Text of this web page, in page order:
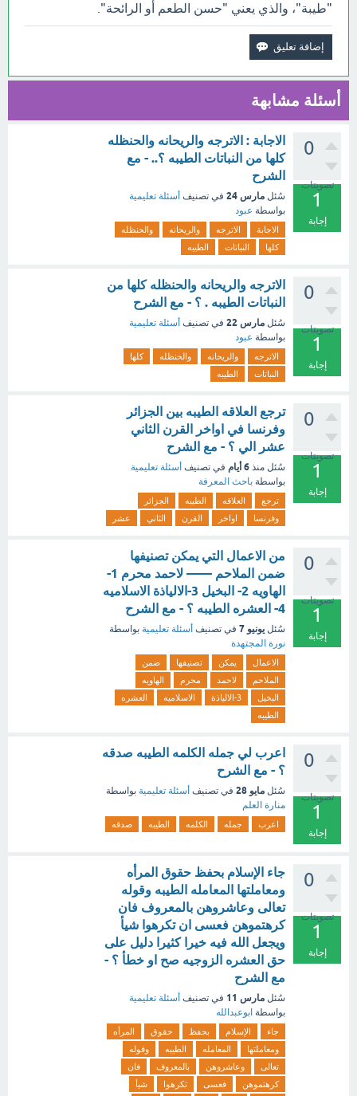
"طيبة"، والذي يعني "حسن الطعم أو الرائحة".
أسئلة مشابهة
0
تصويتات
1
إجابة
الاجابة : الاترجه والريحانه والحنظله
كلها من النباتات الطيبه ؟.. - مع
الشرح
سُئل مارس 24 في تصنيف أسئلة تعليمية
بواسطة عبود
الاجابة الاترجه والريحانه
والحنظله
كلها
النباتات الطيبه
0
تصويتات
1
إجابة
الاترجه والريحانه والحنظله كلها من
النباتات الطيبه . ؟ - مع الشرح
سُئل مارس 22 في تصنيف أسئلة تعليمية
بواسطة عبود
الاترجه والريحانه والحنظله
كلها
النباتات
الطيبه
0
تصويتات
1
إجابة
ترجع العلاقه الطيبه بين الجزائر
وفرنسا في اواخر القرن الثاني
عشر الي ؟ - مع الشرح
سُئل منذ 6 أيام في تصنيف أسئلة تعليمية
بواسطة باحث المعرفة
ترجع العلاقه الطيبه
الجزائر
وفرنسا
اواخر القرن الثاني عشر
0
تصويتات
1
إجابة
من الاعمال التي يمكن تصنيفها
ضمن الملاحم —— لاحمد محرم 1-
الهاويه 2- البخيل 3-الالياذة الاسلاميه
4- العشره الطيبه ؟ - مع الشرح
سُئل يونيو 7 في تصنيف أسئلة تعليمية بواسطة
نورة المجتهدة
الاعمال يمكن تصنيفها
ضمن
الملاحم
لاحمد محرم
الهاويه
البخيل
3-الالياذة الاسلاميه
العشره
الطيبه
0
تصويتات
1
إجابة
اعرب لي جمله الكلمه الطيبه صدقه
؟ - مع الشرح
سُئل مايو 28 في تصنيف أسئلة تعليمية بواسطة
منارة العلم
اعرب جمله الكلمه الطيبه صدقه
0
تصويتات
1
إجابة
جاء الإسلام بحفظ حقوق المرأه
ومعاملتها المعامله الطيبه وقوله
تعالى وعاشروهن بالمعروف فان
كرهتموهن فعسى ان تكرهوا شيأ
ويجعل الله فيه خيرا كثيرا دليل على
حق العشره الزوجيه صح او خطأ ؟ -
مع الشرح
سُئل مارس 11 في تصنيف أسئلة تعليمية
بواسطة ابوعبدالله
جاء الإسلام بحفظ حقوق
المرأه
ومعاملتها
المعامله الطيبه
وقوله
تعالى
وعاشروهن بالمعروف
فان
كرهتموهن
فعسى تكرهوا
شيأ